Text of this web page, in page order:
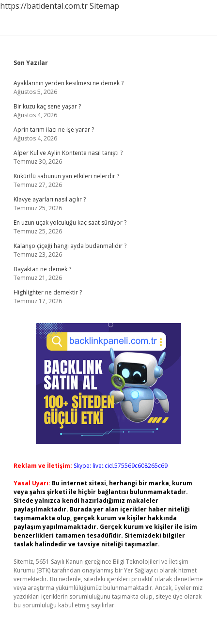
https://batidental.com.trSitemap
Sidebar
Son Yazılar
Ayaklarının yerden kesilmesi ne demek ?
Ağustos 5, 2026
Bir kuzu kaç sene yaşar ?
Ağustos 4, 2026
Aprin tarım ilacı ne işe yarar ?
Ağustos 4, 2026
Alper Kul ve Aylin Kontente nasıl tanıştı ?
Temmuz 30, 2026
Kükürtlü sabunun yan etkileri nelerdir ?
Temmuz 27, 2026
Klavye ayarları nasıl açılır ?
Temmuz 25, 2026
En uzun uçak yolculuğu kaç saat sürüyor ?
Temmuz 25, 2026
Kalanşo çiçeği hangi ayda budanmalıdır ?
Temmuz 23, 2026
Bayaktan ne demek ?
Temmuz 21, 2026
Highlighter ne demektir ?
Temmuz 17, 2026
Reklam ve İletişim: Skype: live:.cid.575569c608265c69
Yasal Uyarı: Bu internet sitesi, herhangi bir marka, kurum
veya şahıs şirketi ile hiçbir bağlantısı bulunmamaktadır.
Sitede yalnızca kendi hazırladığımız makaleler
paylaşılmaktadır. Burada yer alan içerikler haber niteliği
taşımamakta olup, gerçek kurum ve kişiler hakkında
paylaşım yapılmamaktadır. Gerçek kurum ve kişiler ile isim
benzerlikleri tamamen tesadüfidir. Sitemizdeki bilgiler
taslak halindedir ve tavsiye niteliği taşımazlar.
Sitemiz, 5651 Sayılı Kanun gereğince Bilgi Teknolojileri ve İletişim
Kurumu (BTK) tarafından onaylanmış bir Yer Sağlayıcı olarak hizmet
vermektedir. Bu nedenle, sitedeki içerikleri proaktif olarak denetleme
veya araştırma yükümlülüğümüz bulunmamaktadır. Ancak, üyelerimiz
yazdıkları içeriklerin sorumluluğunu taşımakta olup, siteye üye olarak
bu sorumluluğu kabul etmiş sayılırlar.